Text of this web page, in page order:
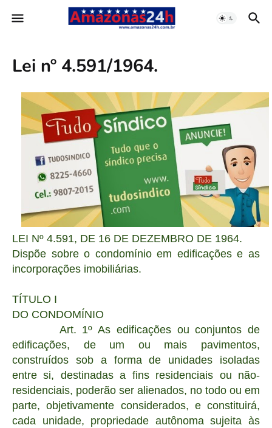
Lei nº 4.591/1964.
LEI Nº 4.591, DE 16 DE DEZEMBRO DE 1964.
Dispõe sobre o condomínio em edificações e as
incorporações imobiliárias.
TÍTULO I
DO CONDOMÍNIO
Art. 1º As edificações ou conjuntos de
edificações, de um ou mais pavimentos,
construídos sob a forma de unidades isoladas
entre si, destinadas a fins residenciais ou não-
residenciais, poderão ser alienados, no todo ou em
parte, objetivamente considerados, e constituirá,
cada unidade, propriedade autônoma sujeita às